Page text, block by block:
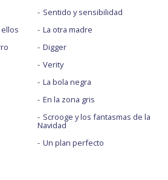
Sentido y sensibilidad
La otra madre
Digger
Verity
La bola negra
En la zona gris
Scrooge y los fantasmas de la
Navidad
Un plan perfecto